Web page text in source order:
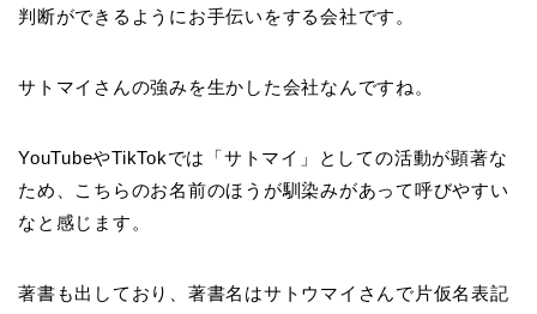
判断ができるようにお手伝いをする会社です。
サトマイさんの強みを生かした会社なんですね。
YouTubeやTikTokでは「サトマイ」としての活動が顕著な
ため、こちらのお名前のほうが馴染みがあって呼びやすい
なと感じます。
著書も出しており、著書名はサトウマイさんで片仮名表記